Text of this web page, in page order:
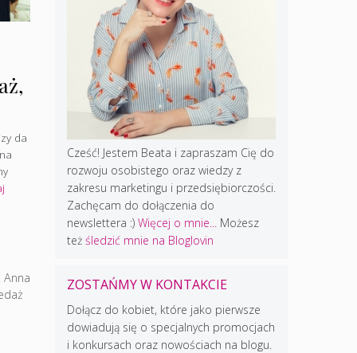
da
,Anna
Cześć! Jestem Beata i zapraszam Cię do
rozwoju osobistego oraz wiedzy z
zakresu marketingu i przedsiębiorczości.
Zachęcam do dołączenia do
newslettera :) Więcej o mnie...
Możesz
też śledzić mnie na Bloglovin
ZOSTAŃMY W KONTAKCIE
Dołącz do kobiet, które jako pierwsze
dowiadują się o specjalnych promocjach
i konkursach oraz nowościach na blogu.